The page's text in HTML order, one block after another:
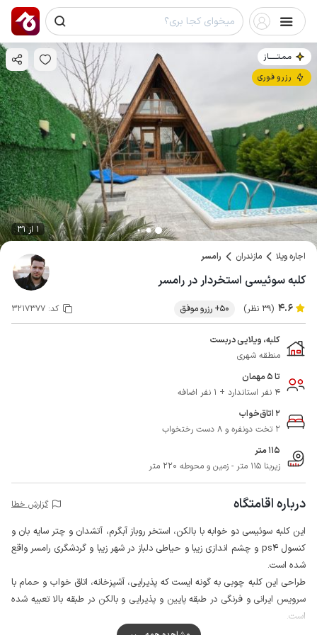
مـمـتــــــاز
رزرو فوری
1 از 31
اجاره ویلا مازندران رامسر
کلبه سوئیسی استخردار در رامسر
4.6 (39 نظر) 50+ رزرو موفق کد: 3217377
کلبه، ویلایی دربست
منطقه شهری
تا 5 مهمان
4 نفر استاندارد + 1 نفر اضافه
2 اتاق‌خواب
2 تخت دونفره و 8 دست رختخواب
115 متر
زیربنا 115 متر - زمین و محوطه 220 متر
درباره اقامتگاه گزارش خطا
این کلبه سوئیسی دو خوابه با بالکن، استخر روباز آبگرم، آتشدان و چتر سایه بان و
کنسول ps4 و چشم اندازی زیبا و حیاطی دلباز در شهر زیبا و گردشگری رامسر واقع
شده است.
طراحی این کلبه چوبی به گونه ایست که پذیرایی، آشپزخانه، اتاق خواب و حمام با
سرویس ایرانی و فرنگی در طبقه پایین و پذیرایی و بالکن در طبقه بالا تعبیه شده
است.